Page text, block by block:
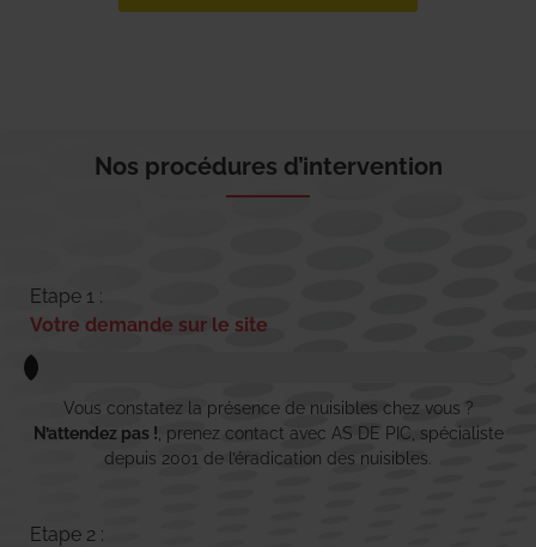
Nos procédures d’intervention
Etape 1 :
Votre demande sur le site
Vous constatez la présence de nuisibles chez vous ?
N’attendez pas ! , prenez contact avec AS DE PIC, spécialiste
depuis 2001 de l’éradication des nuisibles.
Etape 2 :